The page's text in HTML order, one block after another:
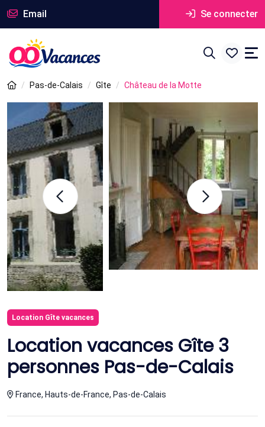
Email Se connecter
Pas-de-Calais Gîte Château de la Motte
Location Gîte vacances
Location vacances Gîte 3
personnes Pas-de-Calais
France, Hauts-de-France, Pas-de-Calais